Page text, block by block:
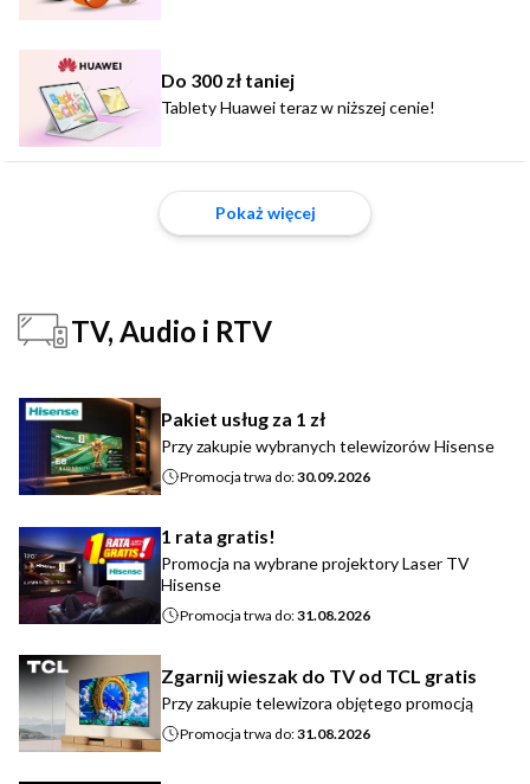
Do 300 zł taniej
Tablety Huawei teraz w niższej cenie!
Pokaż więcej
TV, Audio i RTV
Pakiet usług za 1 zł
Przy zakupie wybranych telewizorów Hisense
Promocja trwa do:30.09.2026
1 rata gratis!
Promocja na wybrane projektory Laser TV
Hisense
Promocja trwa do:31.08.2026
Zgarnij wieszak do TV od TCL gratis
Przy zakupie telewizora objętego promocją
Promocja trwa do:31.08.2026